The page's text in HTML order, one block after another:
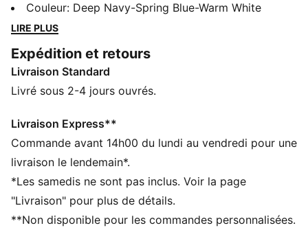
visière pré-courbée et sa bordure robuste conservent
leur forme tout au long de ton parcours. Sa bande
moment de t'aligner pour le coup.
CARACTÉRISTIQUES + AVANTAGES
Confectionné avec un minimum de 50 % de matériaux
DÉTAILS
Conçu pour : Golf
Bandeau anti-transpiration Flexfit® 110 Tech qui
Visière préformée
Fermeture à pression caoutchoutée souple
Détails PUMA signature
Couleur: Deep Navy-Spring Blue-Warm White
LIRE PLUS
Expédition et retours
Livraison Standard
Livré sous 2-4 jours ouvrés.
Livraison Express**
Commande avant 14h00 du lundi au vendredi pour une
livraison le lendemain*.
*Les samedis ne sont pas inclus. Voir la page
"Livraison" pour plus de détails.
**Non disponible pour les commandes personnalisées.